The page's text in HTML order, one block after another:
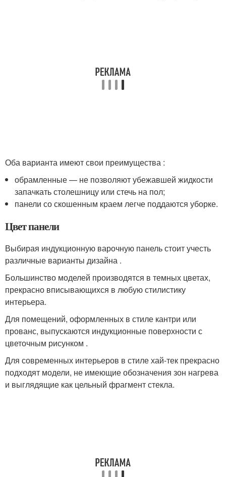
Оба варианта имеют свои преимущества :
обрамленные — не позволяют убежавшей жидкости
запачкать столешницу или стечь на пол;
панели со скошенным краем легче поддаются уборке.
Цвет панели
Выбирая индукционную варочную панель стоит учесть
различные варианты дизайна .
Большинство моделей производятся в темных цветах,
прекрасно вписывающихся в любую стилистику
интерьера.
Для помещений, оформленных в стиле кантри или
прованс, выпускаются индукционные поверхности с
цветочным рисунком .
Для современных интерьеров в стиле хай-тек прекрасно
подходят модели, не имеющие обозначения зон нагрева
и выглядящие как цельный фрагмент стекла.